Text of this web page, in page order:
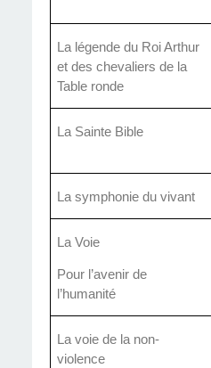
La légende du Roi Arthur
et des chevaliers de la
Table ronde
La Sainte Bible
La symphonie du vivant
La Voie
Pour l’avenir de
l’humanité
La voie de la non-
violence